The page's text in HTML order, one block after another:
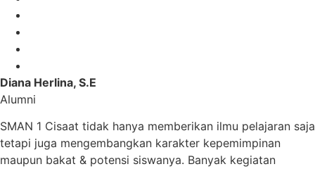
Diana Herlina, S.E
Alumni
SMAN 1 Cisaat tidak hanya memberikan ilmu pelajaran saja
tetapi juga mengembangkan karakter kepemimpinan
maupun bakat & potensi siswanya. Banyak kegiatan